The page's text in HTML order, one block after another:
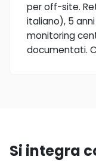
per off-site.
italiano), 5
monitoring
documentati.
Si integra